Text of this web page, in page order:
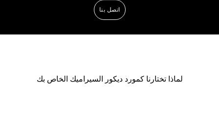
اتصل بنا
لماذا تختارنا كمورد ديكور السيراميك الخاص بك